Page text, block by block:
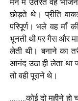
छोड़ते थे। प्रीति
परिपूर्ण। भले वह माँ
भूनती थी पर गैस और
लेती थी। बनाने का
आनंद उठा ही लेता था
तो वही पूराने थे।
………कोई दो महीने